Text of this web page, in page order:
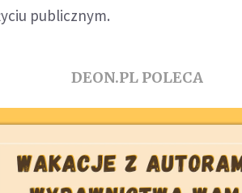
publicznym.
DEON.PL POLECA